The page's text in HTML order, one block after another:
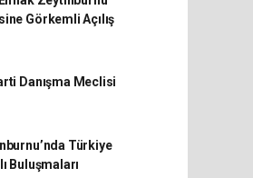
Görkemli Açılış
Danışma Meclisi
Türkiye
Buluşmaları